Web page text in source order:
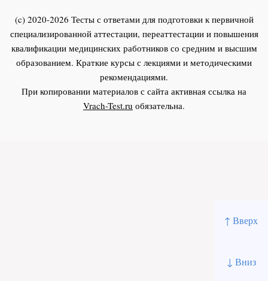
↑ Вверх
↓ Вниз
(c) 2020-2026 Тесты с ответами для подготовки к первичной
специализированной аттестации, переаттестации и повышения
квалификации медицинских работников со средним и высшим
образованием. Краткие курсы с лекциями и методическими
рекомендациями.
При копировании материалов с сайта активная ссылка на
Vrach-Test.ru обязательна.